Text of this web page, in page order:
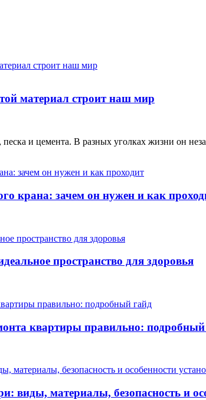
материал строит наш мир
и цемента. В разных уголках жизни он
крана: зачем он нужен и как
пространство для здоровья
квартиры правильно: подробный
виды, материалы, безопасность и